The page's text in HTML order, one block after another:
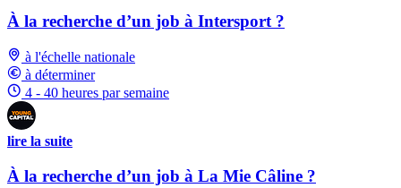
À la recherche d’un job à Intersport ?
à l'échelle nationale
à déterminer
4 - 40 heures par semaine
lire la suite
À la recherche d’un job à La Mie Câline ?